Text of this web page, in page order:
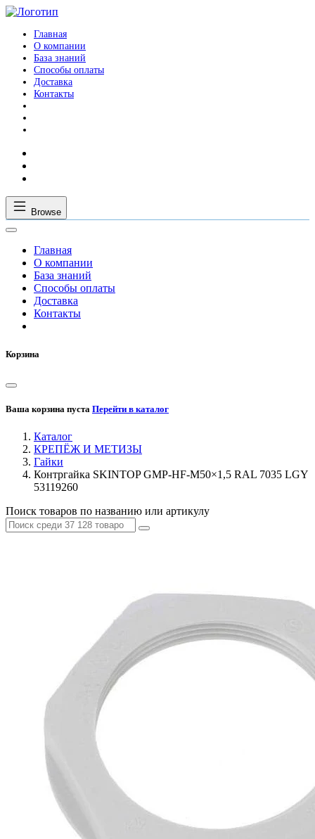
Главная
О компании
База знаний
Способы оплаты
Доставка
Контакты
Browse
Главная
О компании
База знаний
Способы оплаты
Доставка
Контакты
Корзина
Ваша корзина пуста Перейти в каталог
Каталог
КРЕПЁЖ И МЕТИЗЫ
Гайки
Контргайка SKINTOP GMP-HF-M50×1,5 RAL 7035 LGY
53119260
Поиск товаров по названию или артикулу